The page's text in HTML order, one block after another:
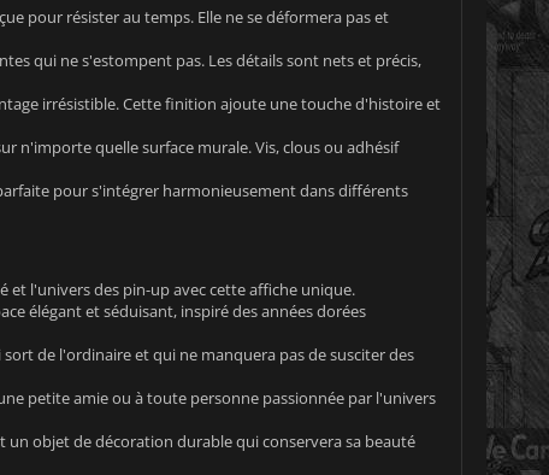
pour résister au temps. Elle ne se déformera pas et
qui ne s'estompent pas. Les détails sont nets et précis,
irrésistible. Cette finition ajoute une touche d'histoire et
n'importe quelle surface murale. Vis, clous ou adhésif
pour s'intégrer harmonieusement dans différents
l'univers des pin-up avec cette affiche unique.
élégant et séduisant, inspiré des années dorées
de l'ordinaire et qui ne manquera pas de susciter des
petite amie ou à toute personne passionnée par l'univers
objet de décoration durable qui conservera sa beauté